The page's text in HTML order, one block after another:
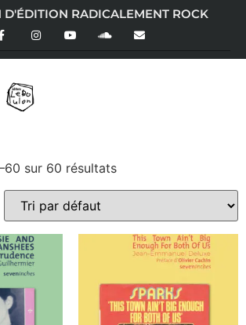
D'ÉDITION RADICALEMENT ROCK
sur 60 résultats